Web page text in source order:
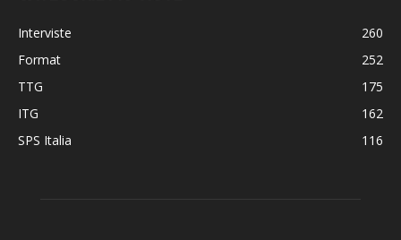
Interviste
260
Format
252
TTG
175
ITG
162
SPS Italia
116